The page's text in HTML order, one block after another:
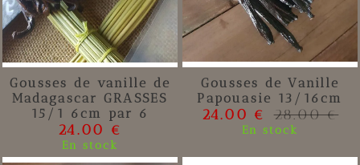
Gousses de vanille de
Madagascar GRASSES
15/1 6cm par 6
24.00 €
En stock
Gousses de Vanille
Papouasie 13/16cm
24.00 € 28.00 €
En stock